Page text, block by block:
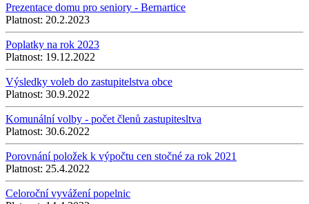
Prezentace domu pro seniory - Bernartice
Platnost: 20.2.2023
Poplatky na rok 2023
Platnost: 19.12.2022
Výsledky voleb do zastupitelstva obce
Platnost: 30.9.2022
Komunální volby - počet členů zastupitesltva
Platnost: 30.6.2022
Porovnání položek k výpočtu cen stočné za rok 2021
Platnost: 25.4.2022
Celoroční vyvážení popelnic